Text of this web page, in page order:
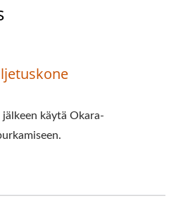
käytä Okara-